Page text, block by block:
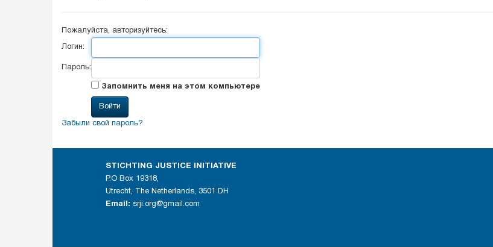
Пожалуйста, авторизуйтесь:
Логин:
Пароль:
Запомнить меня на этом компьютере
Забыли свой пароль?
STICHTING JUSTICE INITIATIVE
P.O Box 19318,
Utrecht, The Netherlands, 3501 DH
Email: srji.org@gmail.com